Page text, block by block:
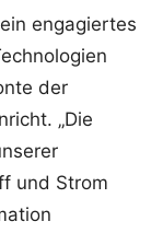
engagiertes
der
„Die
und Strom